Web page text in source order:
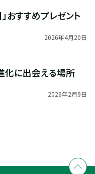
おすすめプレゼント
2026年4月20日
化に出会える場所
2026年2月9日